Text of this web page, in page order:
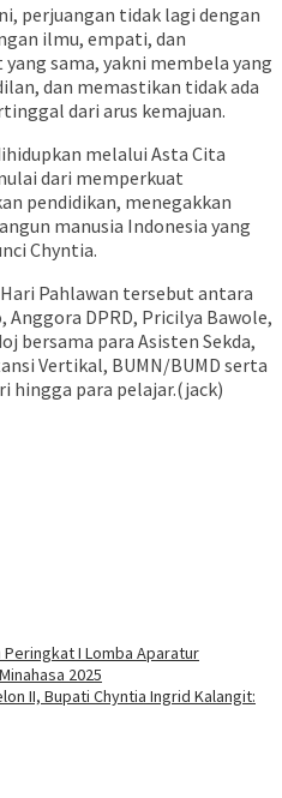
perjuangan tidak lagi dengan
ilmu, empati, dan
sama, yakni membela yang
dan memastikan tidak ada
dari arus kemajuan.
melalui Asta Cita
dari memperkuat
pendidikan, menegakkan
manusia Indonesia yang
Chyntia.
Pahlawan tersebut antara
DPRD, Pricilya Bawole,
bersama para Asisten Sekda,
Vertikal, BUMN/BUMD serta
hingga para pelajar.(jack)
Peringkat I Lomba Aparatur
2025
II, Bupati Chyntia Ingrid Kalangit: